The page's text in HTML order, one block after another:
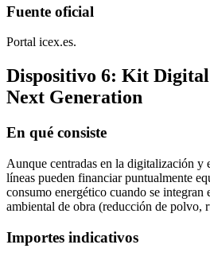
Fuente oficial
Portal icex.es.
Dispositivo 6: Kit
Next Generation
En qué consiste
Aunque centradas en la digitalización y
líneas pueden financiar puntualmente
consumo energético cuando se integran
ambiental de obra (reducción de polvo,
Importes indicativos